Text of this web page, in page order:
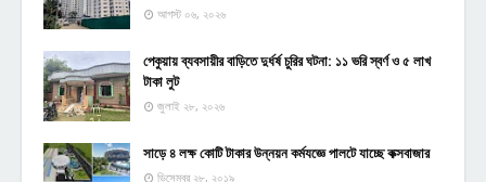
আগস্ট ০৬, ২০২৬
পেকুয়ায় ব্যবসায়ীর বাড়িতে দুর্ধর্ষ চুরির ঘটনা: ১১ ভরি স্বর্ণ ও ৫ লাখ
টাকা লুট
জুলাই ২৮, ২০২৬
সাড়ে ৪ লক্ষ কোটি টাকার উন্নয়ন কর্মযজ্ঞে পালটে যাচ্ছে কক্সবাজার
ডিসেম্বর ২৮, ২০১৯